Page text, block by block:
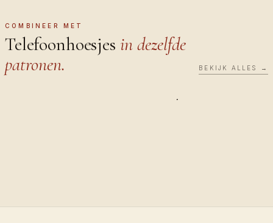
COMBINEER MET
Telefoonhoesjes in dezelfde
patronen.
BEKIJK ALLES →